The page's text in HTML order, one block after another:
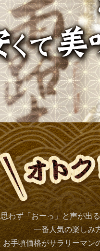
思わず「おーっ」と声が出
一番人気の楽しみ
お手頃価格がサラリーマン